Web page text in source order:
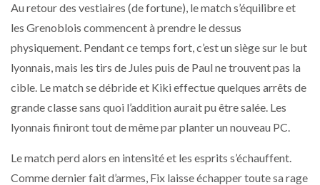
Au retour des vestiaires (de fortune), le match s’équilibre et
les Grenoblois commencent à prendre le dessus
physiquement. Pendant ce temps fort, c’est un siège sur le but
lyonnais, mais les tirs de Jules puis de Paul ne trouvent pas la
cible. Le match se débride et Kiki effectue quelques arrêts de
grande classe sans quoi l’addition aurait pu être salée. Les
lyonnais finiront tout de même par planter un nouveau PC.
Le match perd alors en intensité et les esprits s’échauffent.
Comme dernier fait d’armes, Fix laisse échapper toute sa rage